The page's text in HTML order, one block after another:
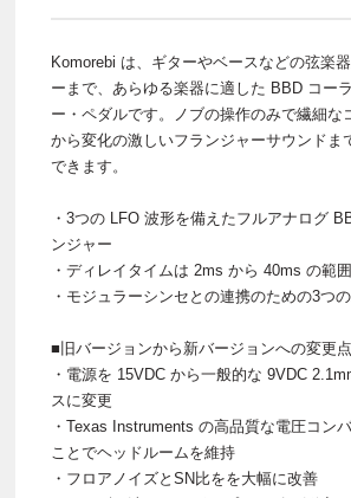
Komorebi は、ギターやベースなどの弦楽
ーまで、あらゆる楽器に適した BBD コー
ー・ペダルです。ノブの操作のみで繊細な
から変化の激しいフランジャーサウンドま
できます。
・3つの LFO 波形を備えたフルアナログ
ンジャー
・ディレイタイムは 2ms から 40ms の範
・モジュラーシンセとの連携のための3つ
■旧バージョンから新バージョンへの変更点
・電源を 15VDC から一般的な 9VDC
スに変更
・Texas Instruments の高品質な電圧コン
ことでヘッドルームを維持
・フロアノイズとSN比をを大幅に改善